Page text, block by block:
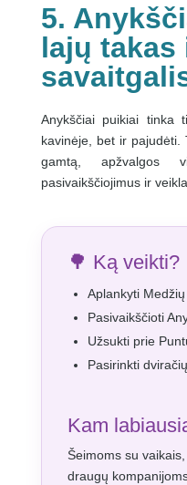
5.
lajų takas
Anykščiai puikiai tinka
kavinėje, bet ir pajudėti.
gamtą, apžvalgos
pasivaikščiojimus ir
🌳 Ką veikti?
Aplankyti Medžių
Pasivaikščioti
Užsukti prie
Pasirinkti
Kam
Šeimoms su
draugų